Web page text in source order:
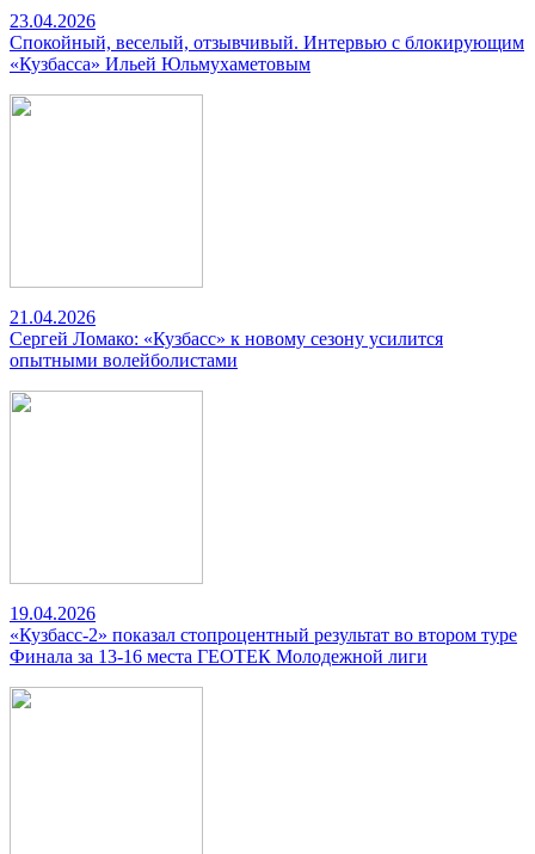
23.04.2026
Спокойный, веселый, отзывчивый. Интервью с блокирующим
«Кузбасса» Ильей Юльмухаметовым
21.04.2026
Сергей Ломако: «Кузбасс» к новому сезону усилится
опытными волейболистами
19.04.2026
«Кузбасс-2» показал стопроцентный результат во втором туре
Финала за 13-16 места ГЕОТЕК Молодежной лиги